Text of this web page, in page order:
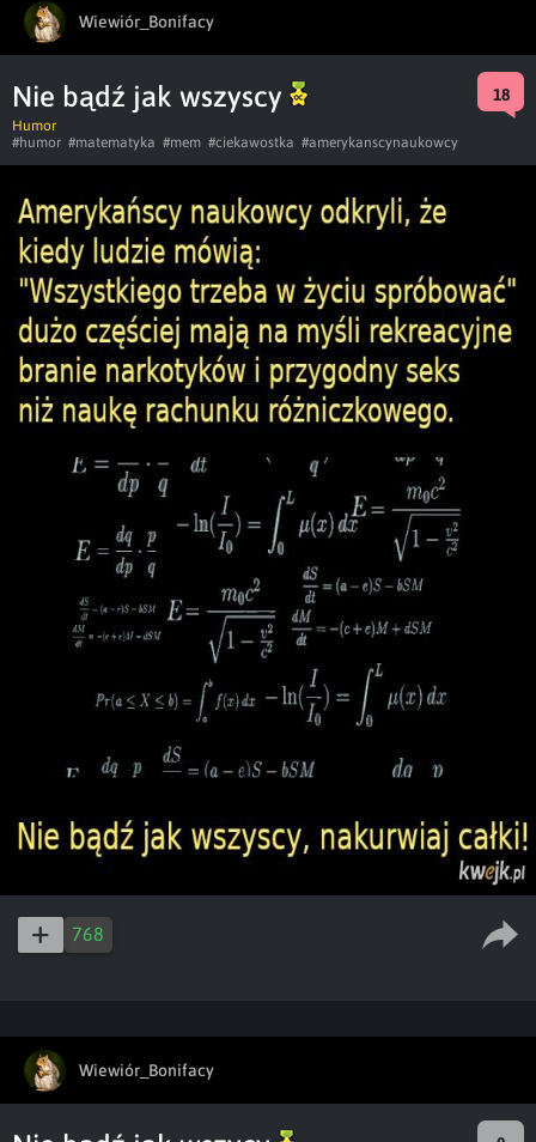
Wiewiór_Bonifacy
Nie bądź jak wszyscy 18
Humor
#humor #matematyka #mem #ciekawostka #amerykanscynaukowcy
768
Wiewiór_Bonifacy